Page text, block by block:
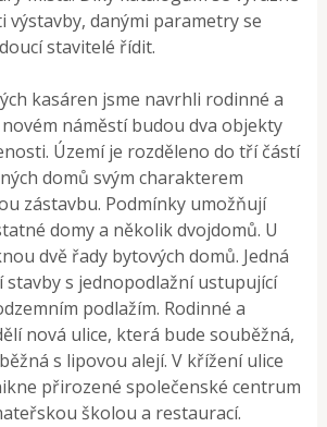
výstavby, danými parametry se
stavitelé řídit.
kasáren jsme navrhli rodinné a
náměstí budou dva objekty
Území je rozděleno do tří částí
domů svým charakterem
zástavbu. Podmínky umožňují
domy a několik dvojdomů. U
dvě řady bytových domů. Jedná
stavby s jednopodlažní ustupující
podlažím. Rodinné a
nová ulice, která bude souběžná,
s lipovou alejí. V křížení ulice
přirozené společenské centrum
školou a restaurací.